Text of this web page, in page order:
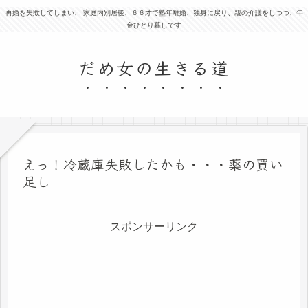
再婚を失敗してしまい、 家庭内別居後、６６才で塾年離婚、独身に戻り、親の介護をしつつ、年
金ひとり暮しです
だめ女の生きる道
えっ！冷蔵庫失敗したかも・・・薬の買い
足し
スポンサーリンク